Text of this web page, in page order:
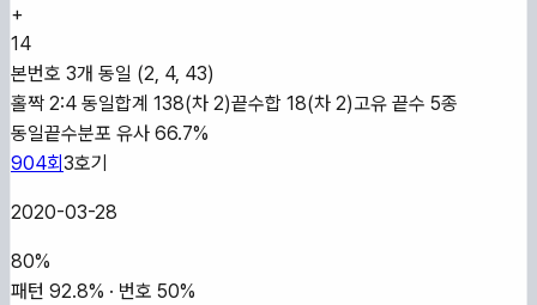
+
14
본번호 3개 동일 (2, 4, 43)
홀짝 2:4 동일합계 138(차 2)끝수합 18(차 2)고유 끝수 5종
동일끝수분포 유사 66.7%
904회3호기
2020-03-28
80%
패턴 92.8% · 번호 50%